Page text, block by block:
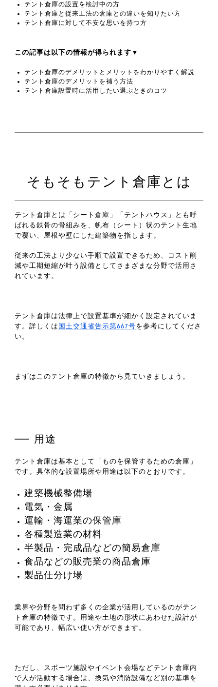
テント倉庫の設置を検討中の方
テント倉庫と従来工法の倉庫との違いを知りたい方
テント倉庫に対して不安な思いを持つ方
この記事は以下の情報が得られます▼
テント倉庫のデメリットとメリットをわかりやすく解説
テント倉庫のデメリットを補う方法
テント倉庫設置時に活用したい選ぶときのコツ
そもそもテント倉庫とは
テント倉庫とは「シート倉庫」「テントハウス」とも呼
ばれる鉄骨の骨組みを、帆布（シート）状のテント生地
で覆い、屋根や壁にした建築物を指します。
従来の工法より少ない手順で設置できるため、コスト削
減や工期短縮が叶う設備としてさまざまな分野で活用さ
れています。
テント倉庫は法律上で設置基準が細かく設定されていま
す。詳しくは 国土交通省告示第667号を参考にしてくださ
い。
まずはこのテント倉庫の特徴から見ていきましょう。
用途
テント倉庫は基本として「ものを保管するための倉庫」
です。具体的な設置場所や用途は以下のとおりです。
建築機械整備場
電気・金属
運輸・海運業の保管庫
各種製造業の材料
半製品・完成品などの簡易倉庫
食品などの販売業の商品倉庫
製品仕分け場
業界や分野を問わず多くの企業が活用しているのがテン
ト倉庫の特徴です。用途や土地の形状にあわせた設計が
可能であり、幅広い使い方ができます。
ただし、スポーツ施設やイベント会場などテント倉庫内
で人が活動する場合は、換気や消防設備など別の基準を